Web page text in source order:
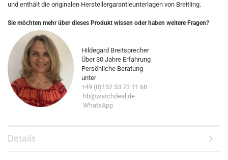
und enthält die originalen Herstellergarantieunterlagen von Breitling.
Sie möchten mehr über dieses Produkt wissen oder haben weitere Fragen?
Hildegard Breitsprecher
Über 30 Jahre Erfahrung
Persönliche Beratung
unter
+49 (0)152 53 73 11 68
hb@watchdeal.de
WhatsApp
Details